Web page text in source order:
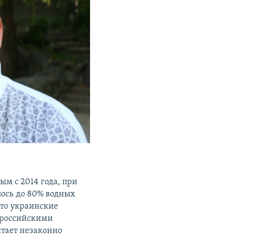
с 2014 года, при
до 80% водных
украинские
незаконно